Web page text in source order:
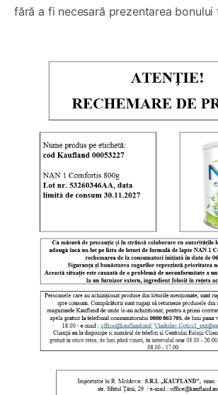
fără a fi necesară prezentarea bonului